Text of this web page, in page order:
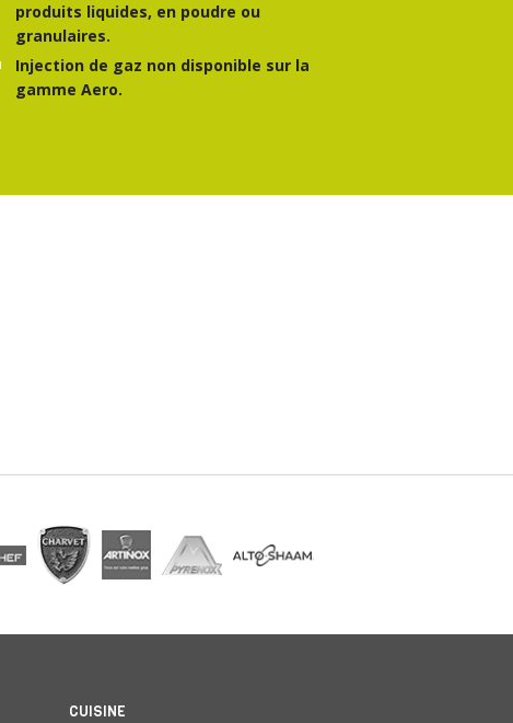
produits liquides, en poudre ou
granulaires.
Injection de gaz non disponible sur la
gamme Aero.
CUISINE